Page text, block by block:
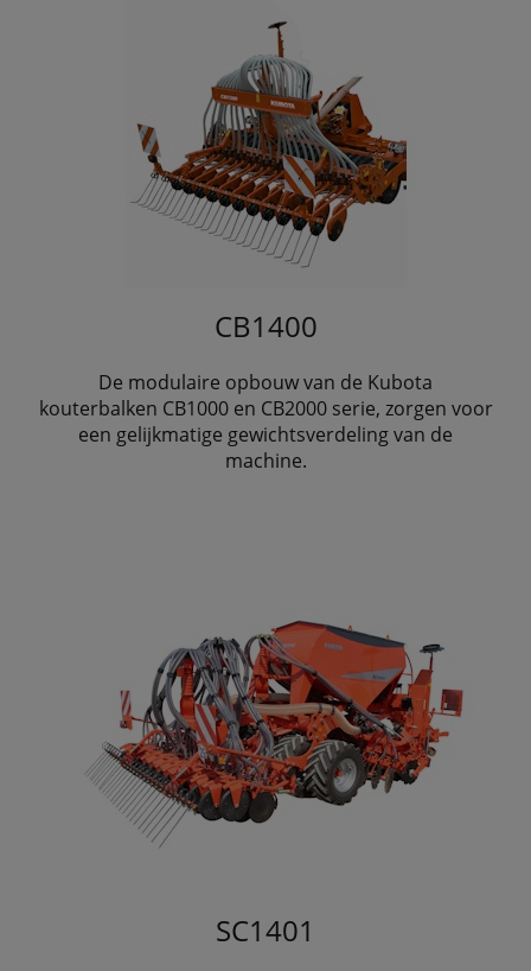
CB1400
De modulaire opbouw van de Kubota
kouterbalken CB1000 en CB2000 serie, zorgen voor
een gelijkmatige gewichtsverdeling van de
machine.
SC1401